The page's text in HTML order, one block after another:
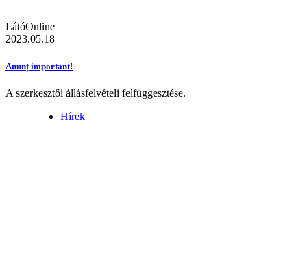
LátóOnline
2023.05.18
Anunț important!
A szerkesztői állásfelvételi felfüggesztése.
Hírek